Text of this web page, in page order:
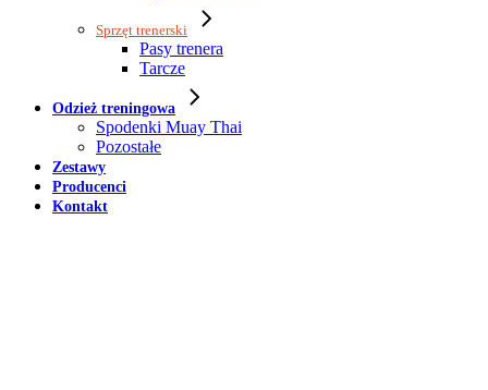
Sprzęt trenerski
Pasy trenera
Tarcze
Odzież treningowa
Spodenki Muay Thai
Pozostałe
Zestawy
Producenci
Kontakt